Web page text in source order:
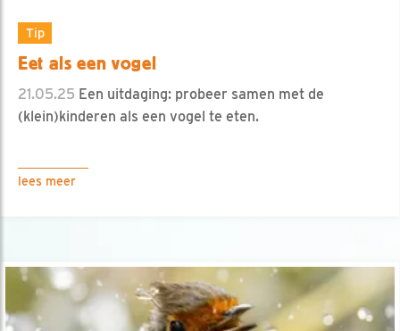
Tip
Eet als een vogel
21.05.25 Een uitdaging: probeer samen met de
(klein)kinderen als een vogel te eten.
lees meer